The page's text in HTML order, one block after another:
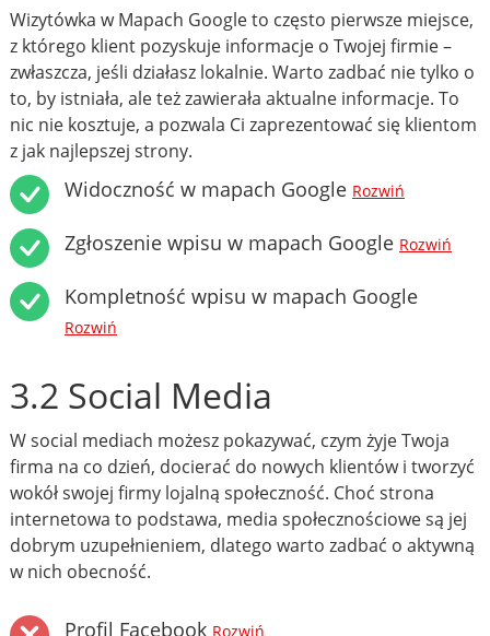
Wizytówka w Mapach Google to często pierwsze miejsce,
z którego klient pozyskuje informacje o Twojej firmie –
zwłaszcza, jeśli działasz lokalnie. Warto zadbać nie tylko o
to, by istniała, ale też zawierała aktualne informacje. To
nic nie kosztuje, a pozwala Ci zaprezentować się klientom
z jak najlepszej strony.
Widoczność w mapach Google Rozwiń
Zgłoszenie wpisu w mapach Google Rozwiń
Kompletność wpisu w mapach Google
Rozwiń
3.2 Social Media
W social mediach możesz pokazywać, czym żyje Twoja
firma na co dzień, docierać do nowych klientów i tworzyć
wokół swojej firmy lojalną społeczność. Choć strona
internetowa to podstawa, media społecznościowe są jej
dobrym uzupełnieniem, dlatego warto zadbać o aktywną
w nich obecność.
Profil Facebook